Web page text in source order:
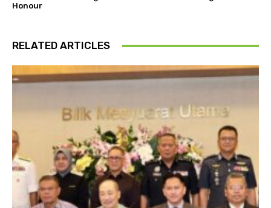
Honour
RELATED ARTICLES